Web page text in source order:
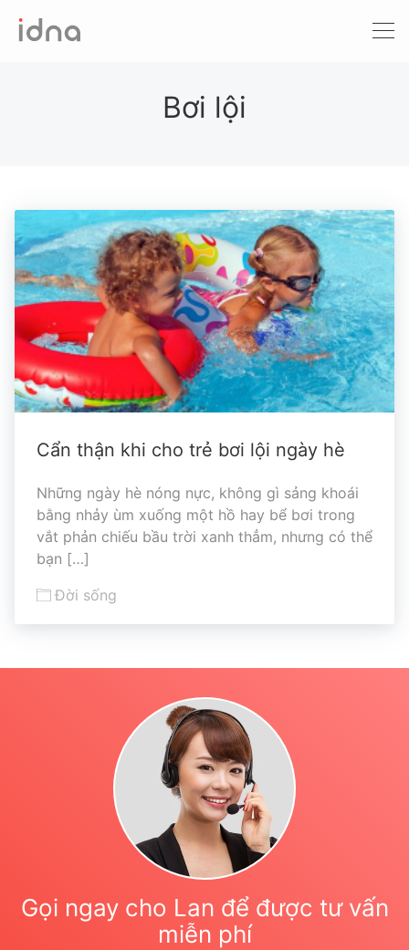
Xét nghiệm ADN
Bệnh tan máu Thalassemia
Xét nghiệm động vật
Bơi lội
Cẩn thận khi cho trẻ bơi lội ngày hè
Những ngày hè nóng nực, không gì sảng khoái
bằng nhảy ùm xuống một hồ hay bể bơi trong
vắt phản chiếu bầu trời xanh thẳm, nhưng có thể
bạn […]
Đời sống
Gọi ngay cho Lan để được tư vấn
miễn phí